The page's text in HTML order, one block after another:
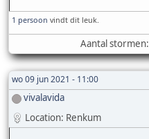
1 persoon vindt dit leuk.
Aantal
wo 09 jun 2021 - 11:00
vivalavida
Location: Renkum